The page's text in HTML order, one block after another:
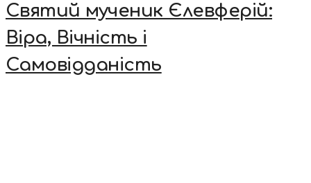
Святий мученик Єлевферій:
Віра, Вічність і
Самовідданість